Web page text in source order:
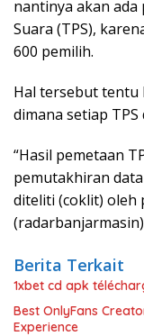
nantinya akan
Suara (TPS),
600 pemilih.
Hal tersebut tentu
dimana setiap
“Hasil pemetaan
pemutakhiran
diteliti (coklit) oleh
(radarbanjarmasin)
Berita Terkait
1xbet cd apk
Best OnlyFans
Experience